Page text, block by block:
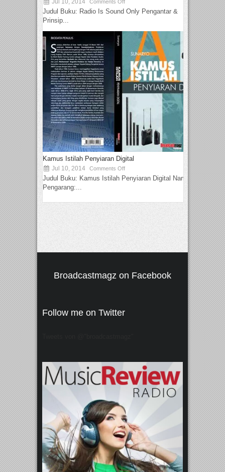
Jul 10, 2014 Comments Off
Judul Buku: Radio Is Sound Only Pengantar &
Prinsip...
Kamus Istilah Penyiaran Digital
Jul 10, 2014 Comments Off
Judul Buku: Kamus Istilah Penyiaran Digital Nama
Pengarang:...
Broadcastmagz on Facebook
Follow me on Twitter